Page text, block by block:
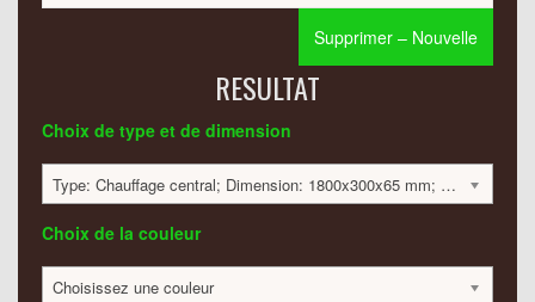
Supprimer – Nouvelle
RESULTAT
Choix de type et de dimension
Type: Chauffage central; Dimension: 1800x300x65 mm; 480 Watt:; 2639 €
Choix de la couleur
Choisissez une couleur